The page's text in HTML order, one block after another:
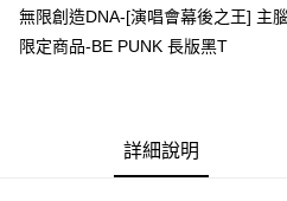
Apple Pay
悠遊付
無限創造DNA-[演唱會幕後之王] 主
限定商品-BE PUNK 長版黑T
詳細說明